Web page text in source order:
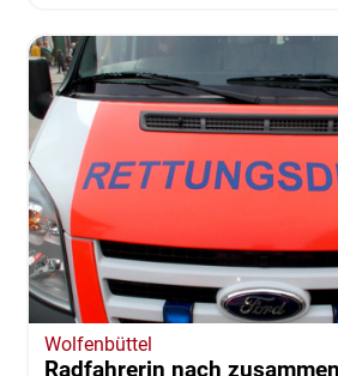
Wolfenbüttel
Radfahrerin nach